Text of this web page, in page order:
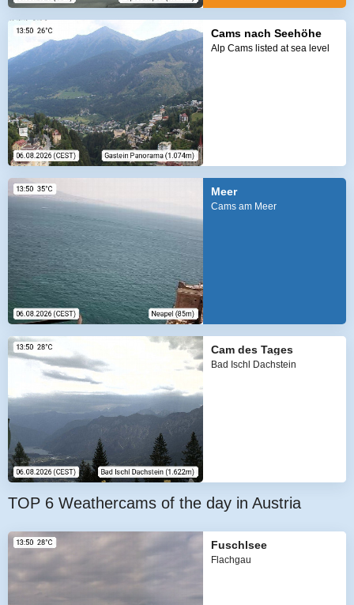
Cams nach Seehöhe
Alp Cams listed at sea level
Meer
Cams am Meer
Cam des Tages
Bad Ischl Dachstein
TOP 6 Weathercams of the day in Austria
Fuschlsee
Flachgau